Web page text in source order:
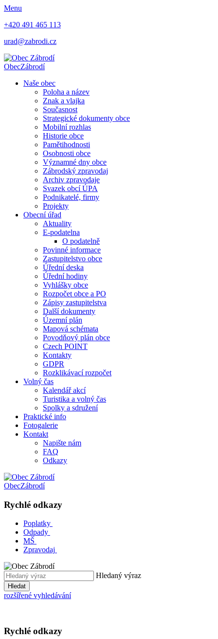
Menu
+420 491 465 113
urad@zabrodi.cz
ObecZábrodí
Naše obec
Poloha a název
Znak a vlajka
Současnost
Strategické dokumenty obce
Mobilní rozhlas
Historie obce
Pamětihodnosti
Osobnosti obce
Významné dny obce
Zábrodský zpravodaj
Archiv zpravodaje
Svazek obcí ÚPA
Podnikatelé, firmy
Projekty
Obecní úřad
Aktuality
E-podatelna
O podatelně
Povinné informace
Zastupitelstvo obce
Úřední deska
Úřední hodiny
Vyhlášky obce
Rozpočet obce a PO
Zápisy zastupitelstva
Další dokumenty
Územní plán
Mapová schémata
Povodňový plán obce
Czech POINT
Kontakty
GDPR
Rozklikávací rozpočet
Volný čas
Kalendář akcí
Turistika a volný čas
Spolky a sdružení
Praktické info
Fotogalerie
Kontakt
Napište nám
FAQ
Odkazy
ObecZábrodí
Rychlé odkazy
Poplatky
Odpady
MŠ
Zpravodaj
Hledaný výraz
Hledat
rozšířené vyhledávání
Rychlé odkazy